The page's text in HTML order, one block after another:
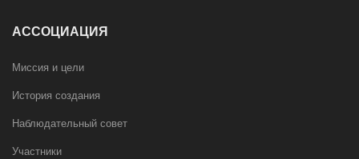
АССОЦИАЦИЯ
Миссия и цели
История создания
Наблюдательный совет
Участники